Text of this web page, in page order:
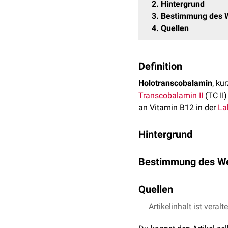
2 Hintergrund
3 Bestimmung des
4 Quellen
Definition
Holotranscobalamin,
Transcobalamin II (TC
an Vitamin B12 in der
Hintergrund
gebunden. Zu einem
Bei latentem
aufgebraucht. Deshalb
Bestimmung des
ist (MCV+
Quellen
Dörner K:
Artikelinhalt ist